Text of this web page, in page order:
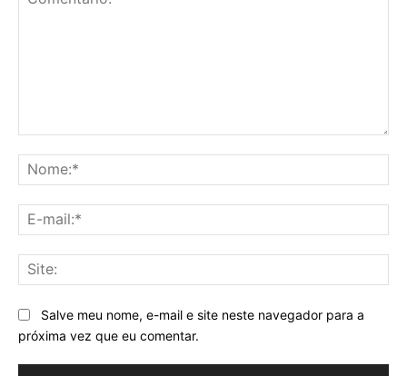
Salve meu nome, e-mail e site neste navegador para a
próxima vez que eu comentar.